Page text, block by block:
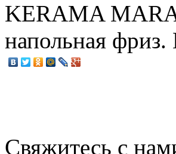
KERAMA
напольная фриз.
Свяжитесь с